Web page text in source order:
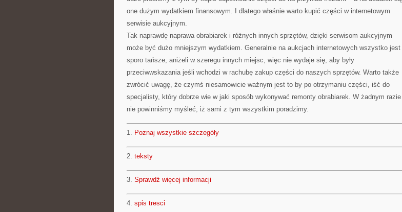
one dużym wydatkiem finansowym. I dlatego właśnie warto kupić części w internetowym
serwisie aukcyjnym.
Tak naprawdę naprawa obrabiarek i różnych innych sprzętów, dzięki serwisom aukcyjnym
może być dużo mniejszym wydatkiem. Generalnie na aukcjach internetowych wszystko jest
sporo tańsze, aniżeli w szeregu innych miejsc, więc nie wydaje się, aby były
przeciwwskazania jeśli wchodzi w rachubę zakup części do naszych sprzętów. Warto także
zwrócić uwagę, że czymś niesamowicie ważnym jest to by po otrzymaniu części, iść do
specjalisty, który dobrze wie w jaki sposób wykonywać remonty obrabiarek. W żadnym razie
nie powinniśmy myśleć, iż sami z tym wszystkim poradzimy.
1. Poznaj wszystkie szczegóły
2. teksty
3. Sprawdź więcej informacji
4. spis tresci